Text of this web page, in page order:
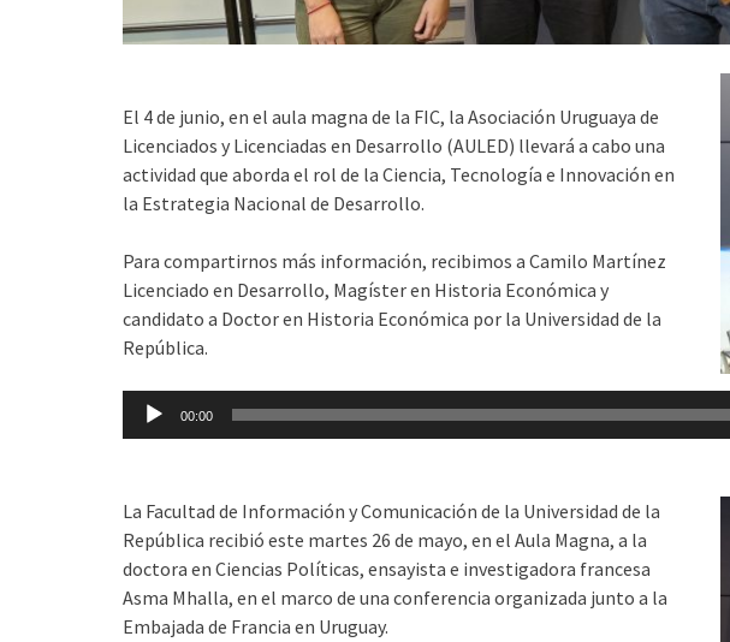
El 4 de junio, en el aula magna de la FIC, la Asociación Uruguaya de
Licenciados y Licenciadas en Desarrollo (AULED) llevará a cabo una
actividad que aborda el rol de la Ciencia, Tecnología e Innovación en
la Estrategia Nacional de Desarrollo.
Para compartirnos más información, recibimos a Camilo Martínez
Licenciado en Desarrollo, Magíster en Historia Económica y
candidato a Doctor en Historia Económica por la Universidad de la
República.
Reproductor
00:00
La Facultad de Información y Comunicación de la Universidad de la
República recibió este martes 26 de mayo, en el Aula Magna, a la
doctora en Ciencias Políticas, ensayista e investigadora francesa
Asma Mhalla, en el marco de una conferencia organizada junto a la
Embajada de Francia en Uruguay.